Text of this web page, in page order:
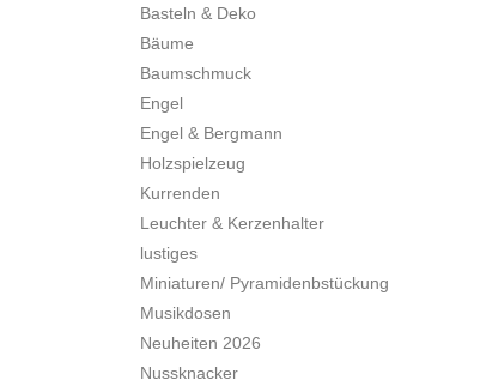
Basteln & Deko
Bäume
Baumschmuck
Engel
Engel & Bergmann
Holzspielzeug
Kurrenden
Leuchter & Kerzenhalter
lustiges
Miniaturen/ Pyramidenbstückung
Musikdosen
Neuheiten 2026
Nussknacker